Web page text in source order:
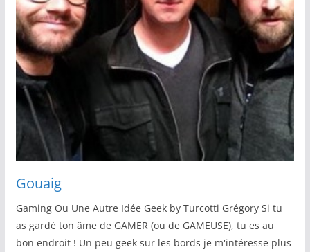
Gouaig
Gaming Ou Une Autre Idée Geek by Turcotti Grégory Si tu
as gardé ton âme de GAMER (ou de GAMEUSE), tu es au
bon endroit ! Un peu geek sur les bords je m'intéresse plus